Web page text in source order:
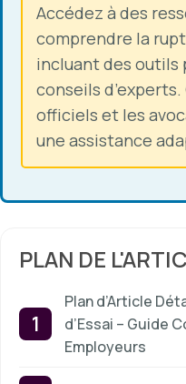
Accédez à des
comprendre la
incluant des outils
conseils
officiels et les
une assistance
PLAN DE
Plan d’Article
d’Essai – Guide
Employeurs